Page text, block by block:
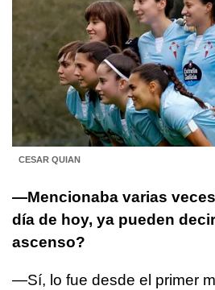
CESAR QUIAN
—Mencionaba varias
día de hoy, ya pueden
ascenso?
—Sí, lo fue desde el primer